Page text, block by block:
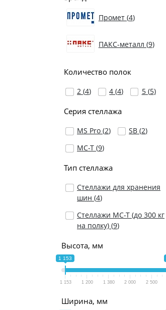
Промет (4)
ПАКС-металл (9)
Количество полок
2 (4) 4 (4) 5 (5)
Серия стеллажа
MS Pro (2) SB (2)
МС-Т (9)
Тип стеллажа
Стеллажи для хранения
шин (4)
Стеллажи МС-Т (до 300 кг
на полку) (9)
Высота, мм
1 153
1 153 1 200 1 380 2 000 2 500
Ширина, мм